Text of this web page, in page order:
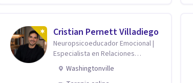
vital para la vida de cada uno tener su propia
vision.
Cristian Pernett Villadiego
Neuropsicoeducador Emocional |
Especialista en Relaciones
Humanas | Coach Estratégico
Washingtonville